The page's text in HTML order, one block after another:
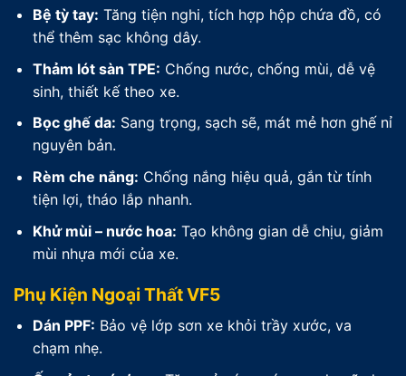
Bệ tỳ tay: Tăng tiện nghi, tích hợp hộp chứa đồ, có
thể thêm sạc không dây.
Thảm lót sàn TPE: Chống nước, chống mùi, dễ vệ
sinh, thiết kế theo xe.
Bọc ghế da: Sang trọng, sạch sẽ, mát mẻ hơn ghế nỉ
nguyên bản.
Rèm che nắng: Chống nắng hiệu quả, gắn từ tính
tiện lợi, tháo lắp nhanh.
Khử mùi – nước hoa: Tạo không gian dễ chịu, giảm
mùi nhựa mới của xe.
Phụ Kiện Ngoại Thất VF5
Dán PPF: Bảo vệ lớp sơn xe khỏi trầy xước, va
chạm nhẹ.